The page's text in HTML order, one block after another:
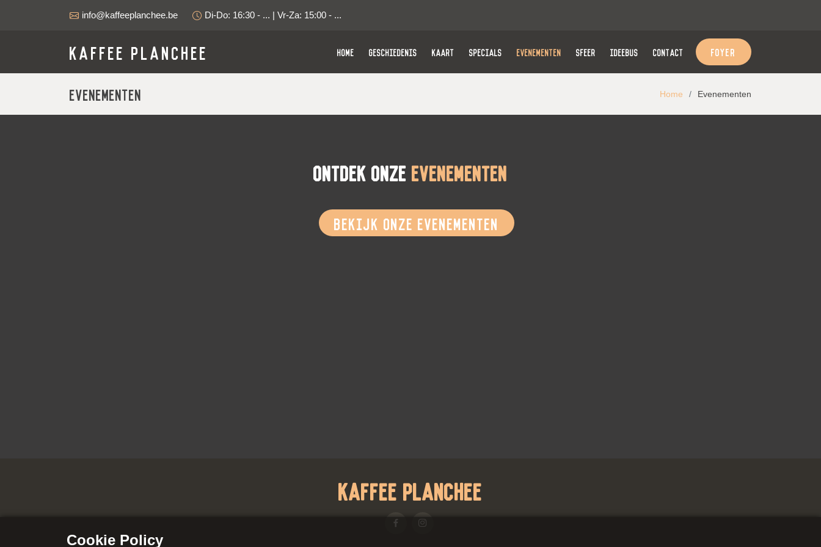
info@kaffeeplanchee.be Di-Do: 16:30 - ... | Vr-Za: 15:00 - ...
Kaffee Planchee HOME GESCHIEDENIS KAART SPECIALS EVENEMENTEN SFEER IDEEBUS CONTACT FOYER
Evenementen Home Evenementen
Ontdek onze Evenementen
BEKIJK ONZE EVENEMENTEN
Kaffee Planchee
Cookie Policy